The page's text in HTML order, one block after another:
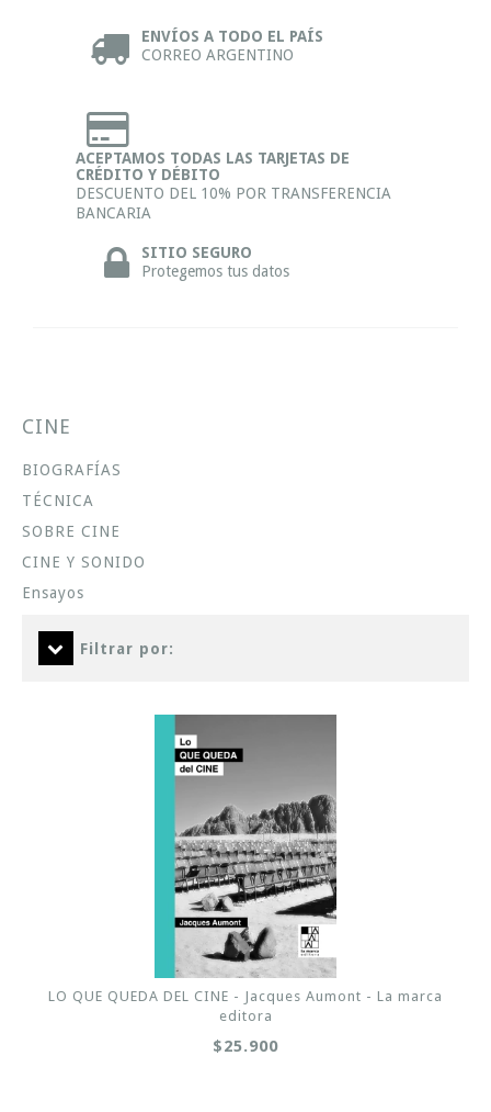
ENVÍOS A TODO EL PAÍS
CORREO ARGENTINO
ACEPTAMOS TODAS LAS TARJETAS DE
CRÉDITO Y DÉBITO
DESCUENTO DEL 10% POR TRANSFERENCIA
BANCARIA
SITIO SEGURO
Protegemos tus datos
CINE
BIOGRAFÍAS
TÉCNICA
SOBRE CINE
CINE Y SONIDO
Ensayos
Filtrar por:
LO QUE QUEDA DEL CINE - Jacques Aumont - La marca
editora
$25.900